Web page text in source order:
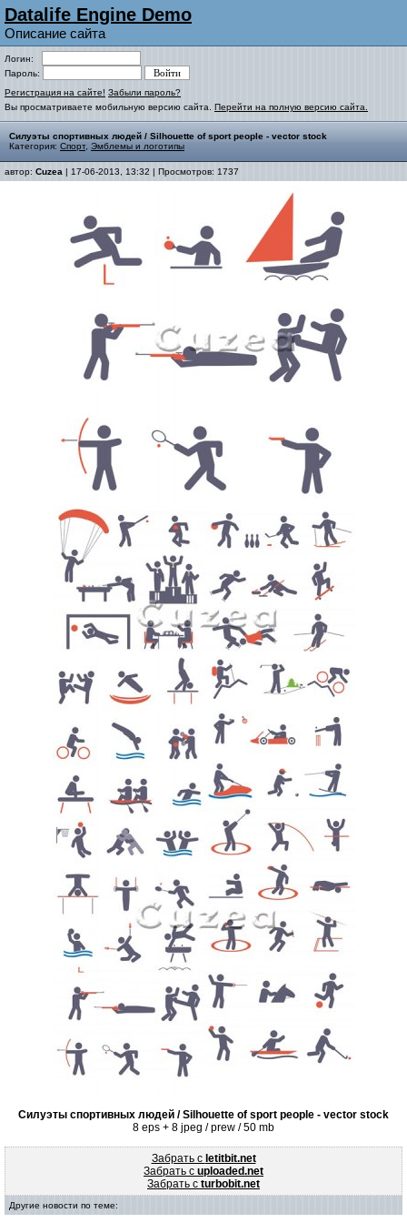
Datalife Engine Demo
Описание сайта
Логин:
Пароль:
Регистрация на сайте! Забыли пароль?
Вы просматриваете мобильную версию сайта. Перейти на полную версию сайта.
Силуэты спортивных людей / Silhouette of sport people - vector stock
Категория: Спорт, Эмблемы и логотипы
автор: Cuzea | 17-06-2013, 13:32 | Просмотров: 1737
Силуэты спортивных людей / Silhouette of sport people - vector stock
8 eps + 8 jpeg / prew / 50 mb
Забрать с letitbit.net
Забрать с uploaded.net
Забрать с turbobit.net
Другие новости по теме: